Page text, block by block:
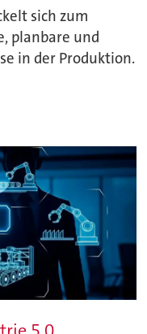
sich zum
planbare und
in der Produktion.